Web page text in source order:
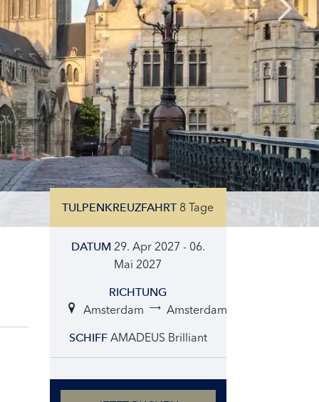
TULPENKREUZFAHRT 8 Tage
DATUM 29. Apr 2027 - 06.
Mai 2027
RICHTUNG
Amsterdam Amsterdam
SCHIFF AMADEUS Brilliant